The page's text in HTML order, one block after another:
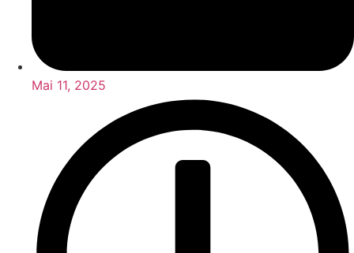
Mai 11, 2025